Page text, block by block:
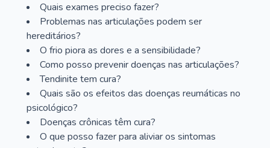
Quais exames preciso fazer?
Problemas nas articulações podem ser
hereditários?
O frio piora as dores e a sensibilidade?
Como posso prevenir doenças nas articulações?
Tendinite tem cura?
Quais são os efeitos das doenças reumáticas no
psicológico?
Doenças crônicas têm cura?
O que posso fazer para aliviar os sintomas